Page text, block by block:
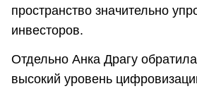
пространство значительно
инвесторов.
Отдельно Анка Драгу
высокий уровень